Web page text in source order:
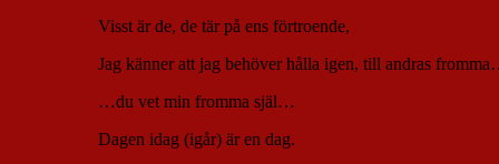
Visst är de, de tär på ens förtroende,
Jag känner att jag behöver hålla igen, till andras
…du vet min fromma själ…
Dagen idag (igår) är en dag.